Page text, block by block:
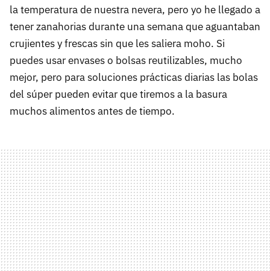
la temperatura de nuestra nevera, pero yo he llegado a
tener zanahorias durante una semana que aguantaban
crujientes y frescas sin que les saliera moho. Si
puedes usar envases o bolsas reutilizables, mucho
mejor, pero para soluciones prácticas diarias las bolas
del súper pueden evitar que tiremos a la basura
muchos alimentos antes de tiempo.